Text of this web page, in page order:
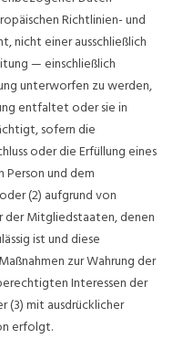
Richtlinien- und
nicht einer ausschließlich
— einschließlich
unterworfen zu werden,
entfaltet oder sie in
sofern die
oder die Erfüllung eines
und dem
(2) aufgrund von
der Mitgliedstaaten, denen
ist und diese
zur Wahrung der
Interessen der
mit ausdrücklicher
erfolgt.